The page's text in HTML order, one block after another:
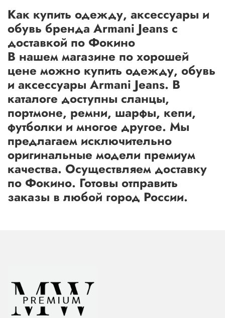
Как купить одежду, аксессуары и
обувь бренда Armani Jeans с
доставкой по Фокино
В нашем магазине по хорошей
цене можно купить одежду, обувь
и аксессуары Armani Jeans. В
каталоге доступны сланцы,
портмоне, ремни, шарфы, кепи,
футболки и многое другое. Мы
предлагаем исключительно
оригинальные модели премиум
качества. Осуществляем доставку
по Фокино. Готовы отправить
заказы в любой город России.